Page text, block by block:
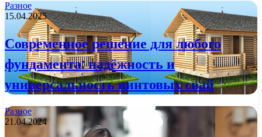
Разное
15.04.2025
Современное решение для любого
фундамента: надёжность и
универсальность винтовых свай
Разное
21.04.2024